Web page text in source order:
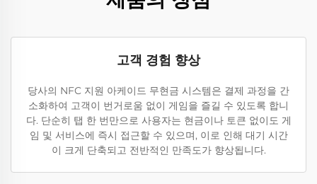
고객 경험 향상
당사의 NFC 지원 아케이드 무현금 시스템은 결제 과정을 간
소화하여 고객이 번거로움 없이 게임을 즐길 수 있도록 합니
다. 단순히 탭 한 번만으로 사용자는 현금이나 토큰 없이도 게
임 및 서비스에 즉시 접근할 수 있으며, 이로 인해 대기 시간
이 크게 단축되고 전반적인 만족도가 향상됩니다.